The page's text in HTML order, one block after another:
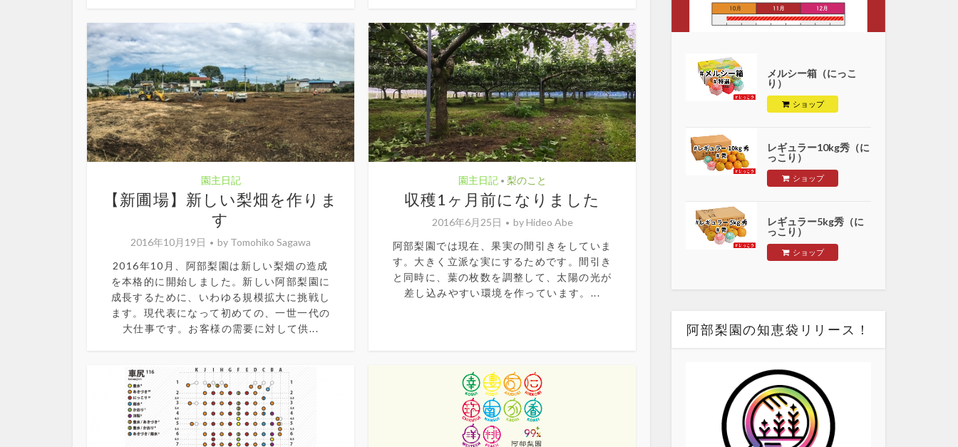
園主日記
【新圃場】新しい梨畑を作りま
す
2016年10月19日 by Tomohiko Sagawa
2016年10月、阿部梨園は新しい梨畑の造成
を本格的に開始しました。新しい阿部梨園に
成長するために、いわゆる規模拡大に挑戦し
ます。現代表になって初めての、一世一代の
大仕事です。お客様の需要に対して供...
園主日記 • 梨のこと
収穫1ヶ月前になりました
2016年6月25日 byHideo Abe
阿部梨園では現在、果実の間引きをしていま
す。大きく立派な実にするためです。間引き
と同時に、葉の枚数を調整して、太陽の光が
差し込みやすい環境を作っています。...
メルシー箱（にっこ
り）
ショップ
レギュラー10kg秀（に
っこり）
ショップ
レギュラー5kg秀（に
っこり）
ショップ
阿部梨園の知恵袋リリース！